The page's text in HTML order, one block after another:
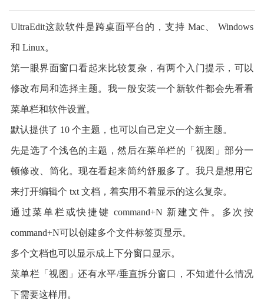
UltraEdit这款软件是跨桌面平台的，支持 Mac、 Windows
和 Linux。
第一眼界面窗口看起来比较复杂，有两个入门提示，可以
修改布局和选择主题。我一般安装一个新软件都会先看看
菜单栏和软件设置。
默认提供了 10 个主题，也可以自己定义一个新主题。
先是选了个浅色的主题，然后在菜单栏的「视图」部分一
顿修改、简化。现在看起来简约舒服多了。我只是想用它
来打开编辑个 txt 文档，着实用不着显示的这么复杂。
通过菜单栏或快捷键 command+N 新建文件。多次按
command+N可以创建多个文件标签页显示。
多个文档也可以显示成上下分窗口显示。
菜单栏「视图」还有水平/垂直拆分窗口，不知道什么情况
下需要这样用。